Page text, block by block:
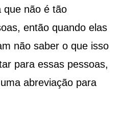
que não é tão
então quando elas
não saber o que isso
para essas pessoas,
abreviação para